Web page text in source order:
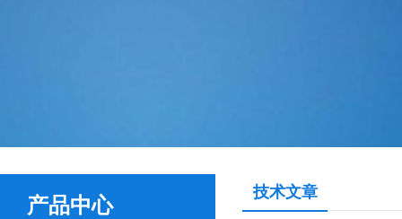
产品中心
技术文章